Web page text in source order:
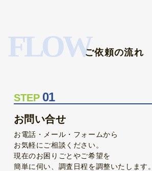
FLOWご依頼の流れ
STEP 01
お問い合せ
お電話・メール・フォームから
お気軽にご相談ください。
現在のお困りごとやご希望を
簡単に伺い、調査日程を調整いたします。